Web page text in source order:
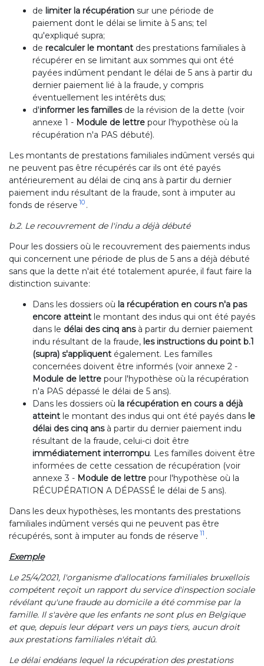
de limiter la récupération sur une période de
paiement dont le délai se limite à 5 ans; tel
qu'expliqué supra;
de recalculer le montant des prestations familiales à
récupérer en se limitant aux sommes qui ont été
payées indûment pendant le délai de 5 ans à partir du
dernier paiement lié à la fraude, y compris
éventuellement les intérêts dus;
d'informer les famillesde la révision de la dette (voir
annexe 1 - Module de lettre pour l'hypothèse où la
récupération n'a PAS débuté).
Les montants de prestations familiales indûment versés qui
ne peuvent pas être récupérés car ils ont été payés
antérieurement au délai de cinq ans à partir du dernier
paiement indu résultant de la fraude, sont à imputer au
fonds de réserve 10 .
b.2. Le recouvrement de l'indu a déjà débuté
Pour les dossiers où le recouvrement des paiements indus
qui concernent une période de plus de 5 ans a déjà débuté
sans que la dette n'ait été totalement apurée, il faut faire la
distinction suivante:
Dans les dossiers où la récupération en cours n'a pas
encore atteint le montant des indus qui ont été payés
dans le délai des cinq ansà partir du dernier paiement
indu résultant de la fraude, les instructions du point b.1
(supra) s'appliquent également. Les familles
concernées doivent être informés (voir annexe 2 -
Module de lettre pour l'hypothèse où la récupération
n'a PAS dépassé le délai de 5 ans).
Dans les dossiers où la récupération en cours a déjà
atteint le montant des indus qui ont été payés dans le
délai des cinq ansà partir du dernier paiement indu
résultant de la fraude, celui-ci doit être
immédiatement interrompu. Les familles doivent être
informées de cette cessation de récupération (voir
annexe 3 - Module de lettre pour l'hypothèse où la
RÉCUPÉRATION A DÉPASSÉ le délai de 5 ans).
Dans les deux hypothèses, les montants des prestations
familiales indûment versés qui ne peuvent pas être
récupérés, sont à imputer au fonds de réserve 11 .
Exemple
Le 25/4/2021, l'organisme d'allocations familiales bruxellois
compétent reçoit un rapport du service d'inspection sociale
révélant qu'une fraude au domicile a été commise par la
famille. Il s'avère que les enfants ne sont plus en Belgique
et que, depuis leur départ vers un pays tiers, aucun droit
aux prestations familiales n'était dû.
Le délai endéans lequel la récupération des prestations